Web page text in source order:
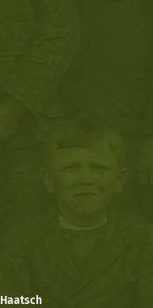
Haatsch